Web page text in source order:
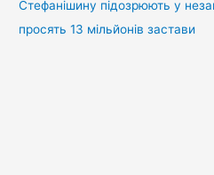
Стефанішину підозрюють у
просять 13 мільйонів застави